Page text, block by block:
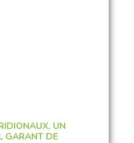
UN
GARANT DE